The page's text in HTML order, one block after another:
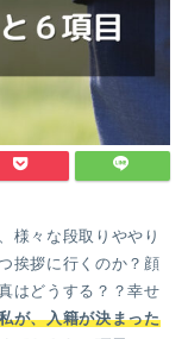
様々な段取りややり
挨拶に行くのか？顔
はどうする？？幸せ
が、入籍が決まった